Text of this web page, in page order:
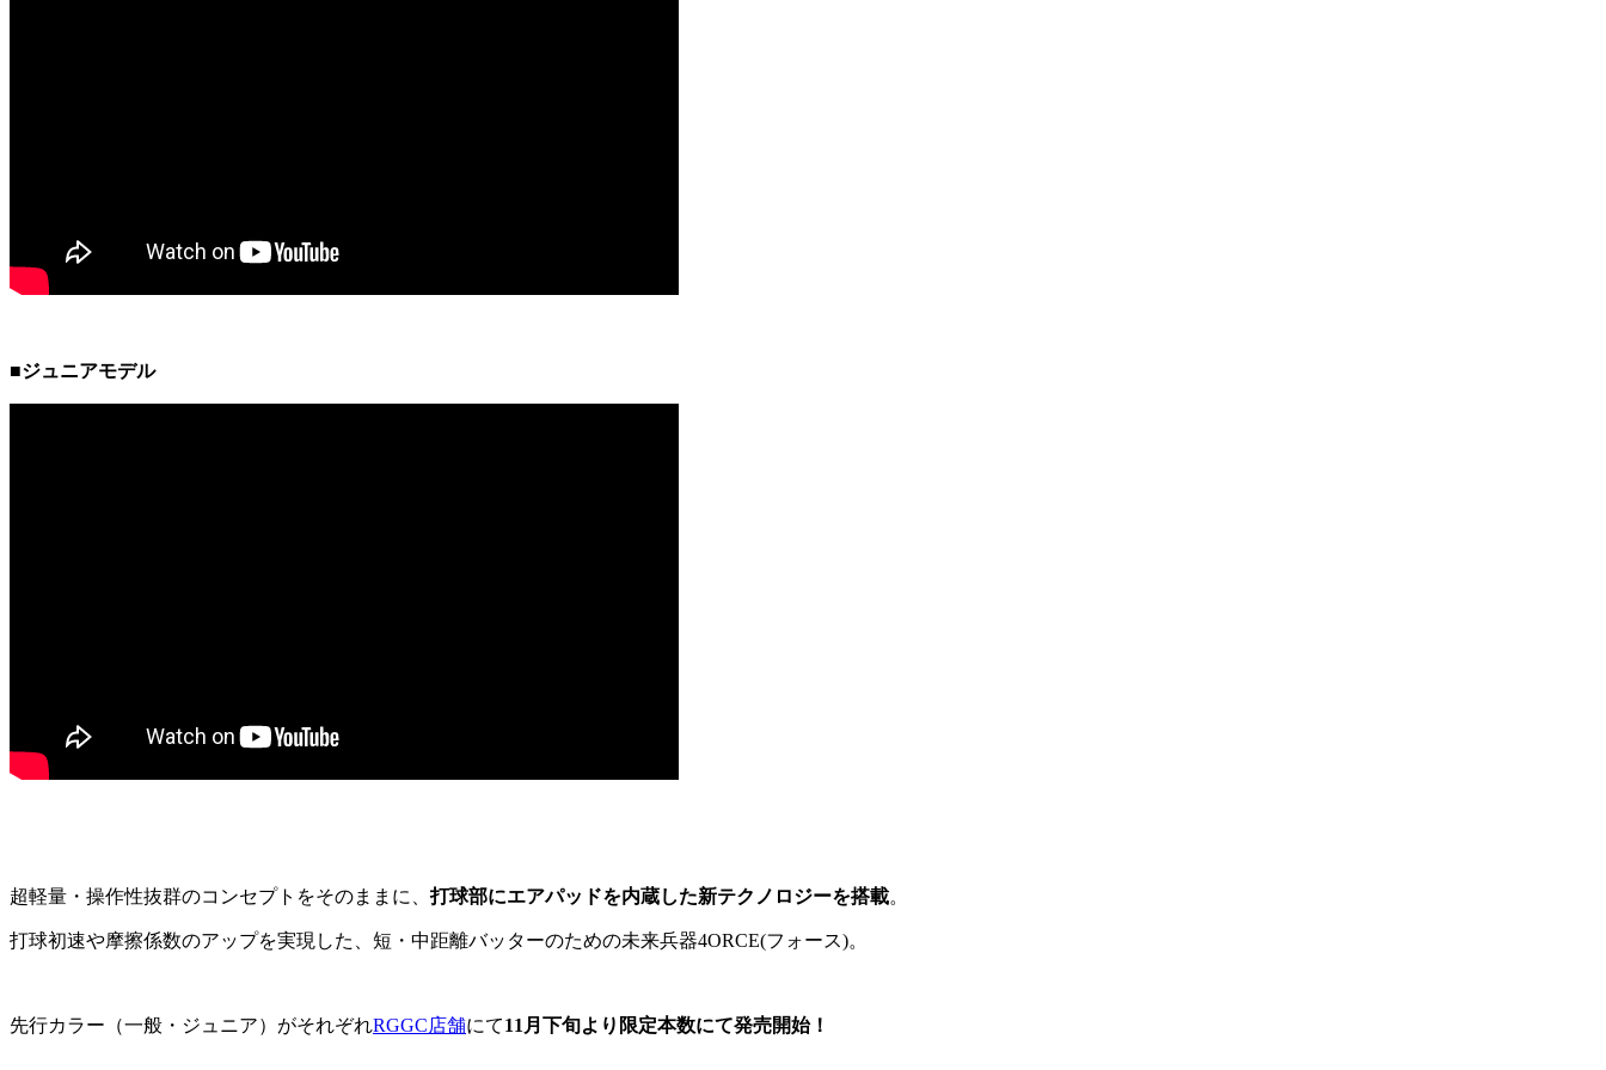
■ジュニアモデル
超軽量・操作性抜群のコンセプトをそのままに、打球部にエアパッドを内蔵した新テクノロジーを搭載。
打球初速や摩擦係数のアップを実現した、短・中距離バッターのための未来兵器4ORCE(フォース)。
先行カラー（一般・ジュニア）がそれぞれRGGC店舗にて11月下旬より限定本数にて発売開始！